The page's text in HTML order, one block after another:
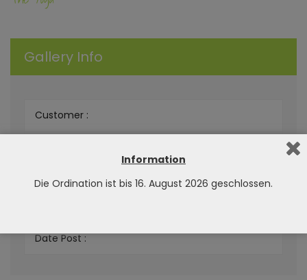
Gallery Info
Customer :
Category :
Date Post :
Information
Die Ordination ist bis 16. August 2026 geschlossen.